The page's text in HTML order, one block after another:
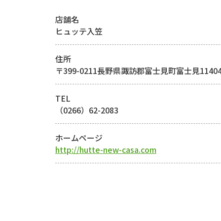
店舗名
ヒュッテ入笠
住所
〒399-0211長野県諏訪郡富士見町富士見
TEL
（0266）62-2083
ホームページ
http://hutte-new-casa.com